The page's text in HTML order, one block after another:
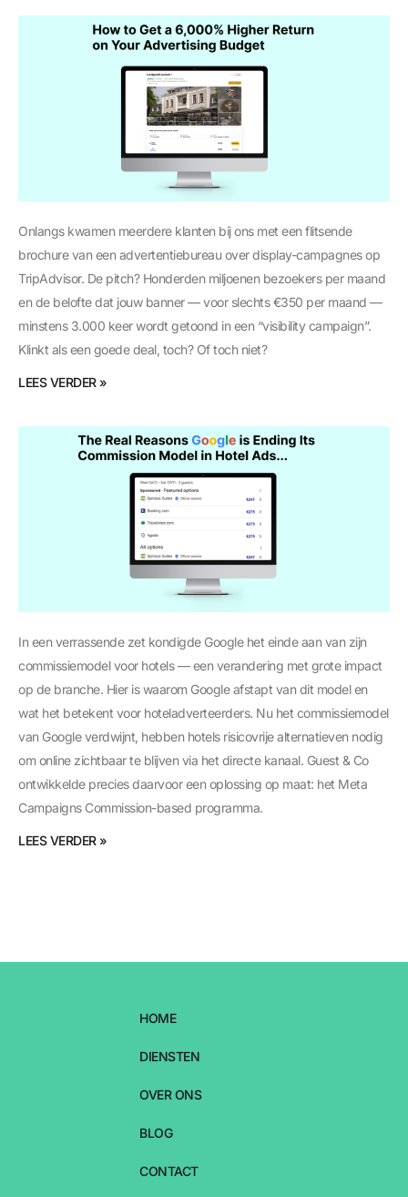
Onlangs kwamen meerdere klanten bij ons met een flitsende
brochure van een advertentiebureau over display-campagnes op
TripAdvisor. De pitch? Honderden miljoenen bezoekers per maand
en de belofte dat jouw banner — voor slechts €350 per maand —
minstens 3.000 keer wordt getoond in een “visibility campaign”.
Klinkt als een goede deal, toch? Of toch niet?
LEES VERDER »
In een verrassende zet kondigde Google het einde aan van zijn
commissiemodel voor hotels — een verandering met grote impact
op de branche. Hier is waarom Google afstapt van dit model en
wat het betekent voor hoteladverteerders. Nu het commissiemodel
van Google verdwijnt, hebben hotels risicovrije alternatieven nodig
om online zichtbaar te blijven via het directe kanaal. Guest & Co
ontwikkelde precies daarvoor een oplossing op maat: het Meta
Campaigns Commission-based programma.
LEES VERDER »
HOME
DIENSTEN
OVER ONS
BLOG
CONTACT